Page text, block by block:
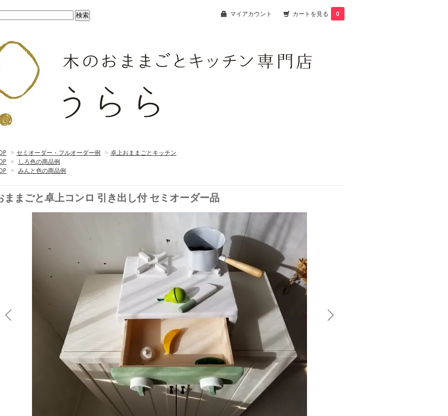
マイアカウント カートを見る 0
> セミオーダー・フルオーダー例 > 卓上おままごとキッチン
> しろ色の商品例
> みんと色の商品例
ままごと卓上コンロ 引き出し付 セミオーダー品